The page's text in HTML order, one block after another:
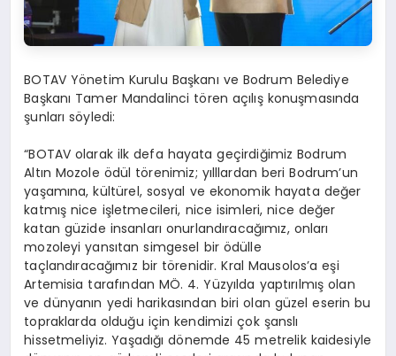
BOTAV Yönetim Kurulu Başkanı ve Bodrum Belediye
Başkanı Tamer Mandalinci tören açılış konuşmasında
şunları söyledi:
“BOTAV olarak ilk defa hayata geçirdiğimiz Bodrum
Altın Mozole ödül törenimiz; yılllardan beri Bodrum’un
yaşamına, kültürel, sosyal ve ekonomik hayata değer
katmış nice işletmecileri, nice isimleri, nice değer
katan güzide insanları onurlandıracağımız, onları
mozoleyi yansıtan simgesel bir ödülle
taçlandıracağımız bir törenidir. Kral Mausolos’a eşi
Artemisia tarafından MÖ. 4. Yüzyılda yaptırılmış olan
ve dünyanın yedi harikasından biri olan güzel eserin bu
topraklarda olduğu için kendimizi çok şanslı
hissetmeliyiz. Yaşadığı dönemde 45 metrelik kaidesiyle